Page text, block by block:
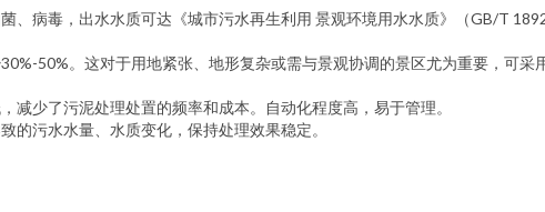
、病毒，出水水质可达《城市污水再生利用 景观环境用水水质》（GB/T
50%。这对于用地紧张、地形复杂或需与景观协调的景区尤为重要，可采
减少了污泥处理处置的频率和成本。自动化程度高，易于管理。
的污水水量、水质变化，保持处理效果稳定。